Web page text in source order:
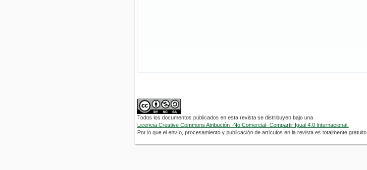
Todos los documentos publicados en esta revista se distribuyen bajo una
Licencia Creative Commons Atribución -No Comercial- Compartir Igual 4.0 Internacional.
Por lo que el envío, procesamiento y publicación de artículos en la revista es totalmente gratuito.